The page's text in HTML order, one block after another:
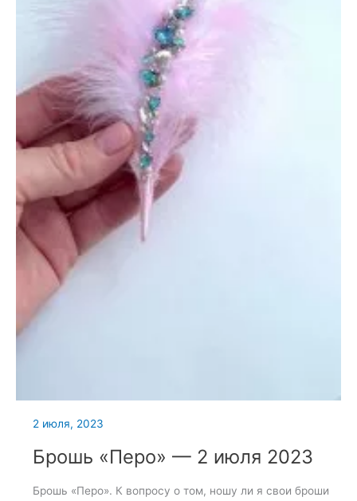
2 июля, 2023
Брошь «Перо» — 2 июля 2023
Брошь «Перо». К вопросу о том, ношу ли я свои броши